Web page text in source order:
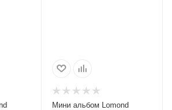
Мини альбом Lomond